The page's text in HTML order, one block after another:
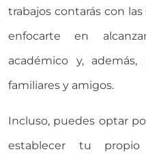
trabajos contarás con
enfocarte en
académico y,
familiares y amigos.
Incluso, puedes optar
establecer tu propio